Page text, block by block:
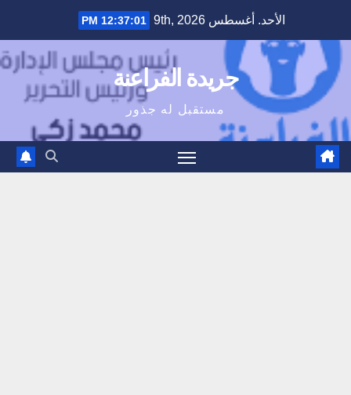
content
الأحد. أغسطس 9th, 2026 12:37:02 PM
جريدة الفراعنة
مستقبل له جذور